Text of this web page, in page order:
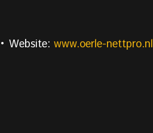
• Website: www.oerle-nettpro.nl